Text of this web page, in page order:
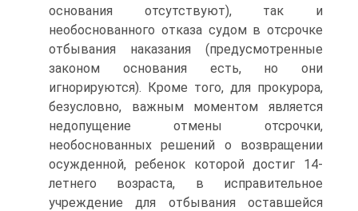
основания отсутствуют), так и
необоснованного отказа судом в отсрочке
отбывания наказания (предусмотренные
законом основания есть, но они
игнорируются). Кроме того, для прокурора,
безусловно, важным моментом является
недопущение отмены отсрочки,
необоснованных решений о возвращении
осужденной, ребенок которой достиг 14-
летнего возраста, в исправительное
учреждение для отбывания оставшейся